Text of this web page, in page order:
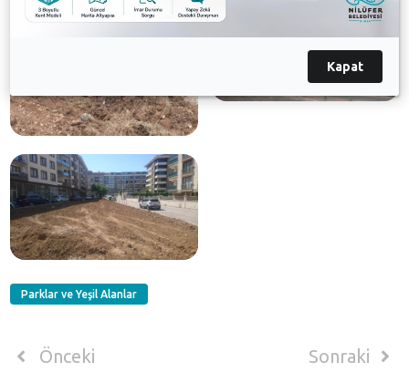
Parklar ve Yeşil Alanlar
Önceki Sonraki
Kapat